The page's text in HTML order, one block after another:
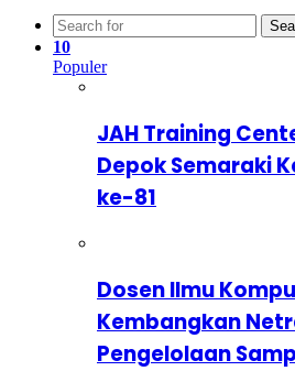
10
Populer
JAH Training
Depok Semaraki
ke-81
Dosen Ilmu
Kembangkan
Pengelolaan